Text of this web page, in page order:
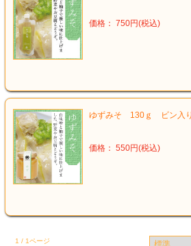
価格： 750円(税込)
ゆずみそ 130ｇ ビン入り
価格： 550円(税込)
1 / 1ページ